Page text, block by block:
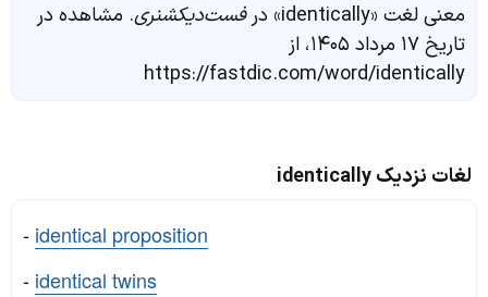
معنی لغت «identically» در فست‌دیکشنری. مشاهده در
تاریخ ۱۷ مرداد ۱۴۰۵، از
https://fastdic.com/word/identically
لغات نزدیک identically
- identical proposition
- identical twins